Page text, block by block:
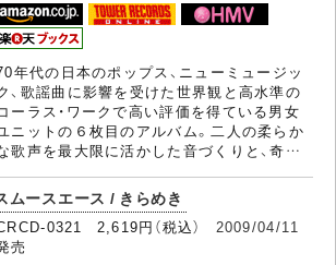
年代の日本のポップス、ニューミュージッ
、歌謡曲に影響を受けた世界観と高水準の
ーラス・ワークで高い評価を得ている男女
ニットの６枚目のアルバム。二人の柔らか
歌声を最大限に活かした音づくりと、奇…
ムースエース / きらめき
0321 2,619円（税込） 2009/04/11
売